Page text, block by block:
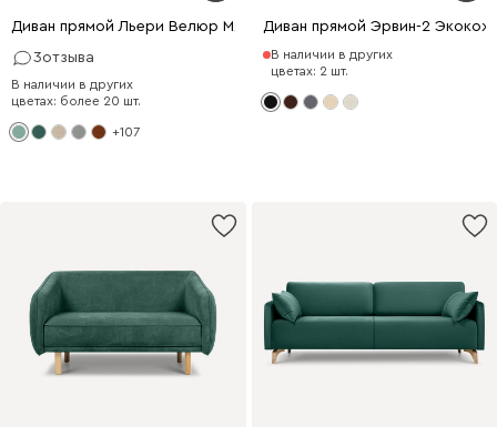
Диван прямой Льери Велюр Мятный
3отзыва
В наличии в других
цветах: более 20 шт.
+107
Диван прямой Эрвин-2
В наличии в других
цветах: 2 шт.